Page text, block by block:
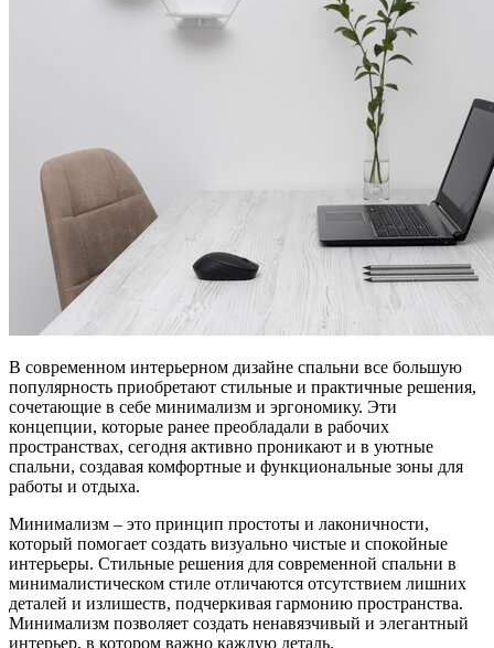
В современном интерьерном дизайне спальни все большую
популярность приобретают стильные и практичные решения,
сочетающие в себе минимализм и эргономику. Эти
концепции, которые ранее преобладали в рабочих
пространствах, сегодня активно проникают и в уютные
спальни, создавая комфортные и функциональные зоны для
работы и отдыха.
Минимализм – это принцип простоты и лаконичности,
который помогает создать визуально чистые и спокойные
интерьеры. Стильные решения для современной спальни в
минималистическом стиле отличаются отсутствием лишних
деталей и излишеств, подчеркивая гармонию пространства.
Минимализм позволяет создать ненавязчивый и элегантный
интерьер, в котором важно каждую деталь.